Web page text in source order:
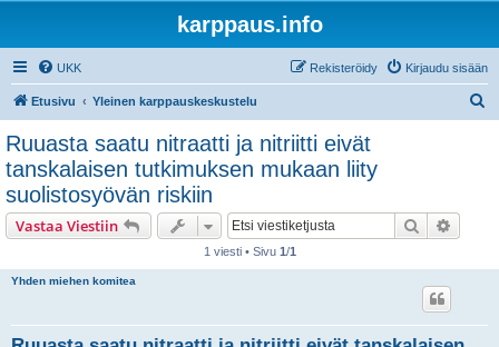
karppaus.info
UKK Kirjaudu sisään
Rekisteröidy
Etusivu Yleinen karppauskeskustelu
Ruuasta saatu nitraatti ja nitriitti eivät
tanskalaisen tutkimuksen mukaan liity
suolistosyövän riskiin
Vastaa Viestiin Etsi
1 viesti • Sivu 1/1
Yhden miehen komitea